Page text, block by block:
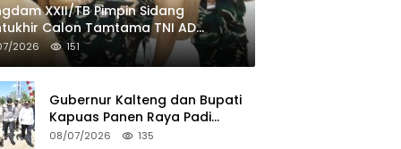
XXII/TB Pimpin Sidang
Calon Tamtama TNI AD
II TA 2026
2026 151
Gubernur Kalteng dan Bupati
Kapuas Panen Raya Padi
Seluas 25.799 Hektare
08/07/2026 135